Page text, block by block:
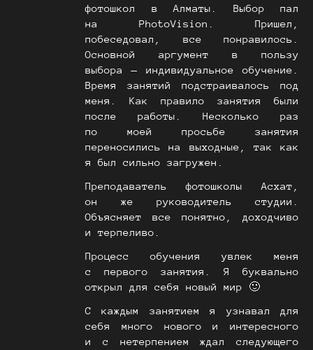
фотошкол в Алматы. Выбор пал
на PhotoVision. Пришел,
побеседовал, все понравилось.
Основной аргумент в пользу
выбора — индивидуальное обучение.
Время занятий подстраивалось под
меня. Как правило занятия были
после работы. Несколько раз
по моей просьбе занятия
переносились на выходные, так как
я был сильно загружен.
Преподаватель фотошколы Асхат,
он же руководитель студии.
Объясняет все понятно, доходчиво
и терпеливо.
Процесс обучения увлек меня
с первого занятия. Я буквально
открыл для себя новый мир 🙂
С каждым занятием я узнавал для
себя много нового и интересного
и с нетерпением ждал следующего